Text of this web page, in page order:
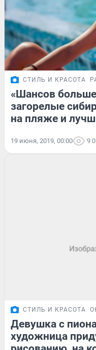
СТИЛЬ И КРАСОТА
«Шансов
загорелые
на пляже и
19 июня, 2019, 00:00 9
СТИЛЬ И КРАСОТА
Девушка с
художница